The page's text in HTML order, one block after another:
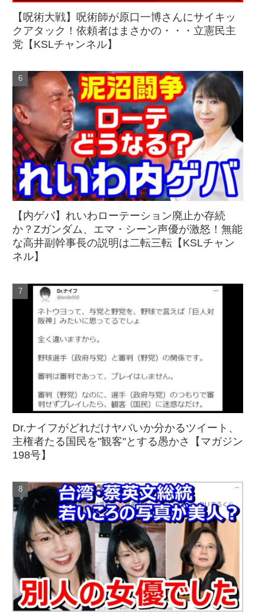
【呪術大戦】呪術師が原口一博さんにサイキッ
クアタック！依頼者はまさかの・・・立憲民主
党【KSLチャンネル】
【内ゲバ】れいわローテーション廃止か存続
か？Zガンダム、エマ・シーン声優が激怒！無能
な高井副幹事長の説明は二転三転【KSLチャン
ネル】
Dr.ナイフがどれだけヤバいか分かるツイート、
主権者たる国民を"観客"とする愚かさ【マガジン
198号】